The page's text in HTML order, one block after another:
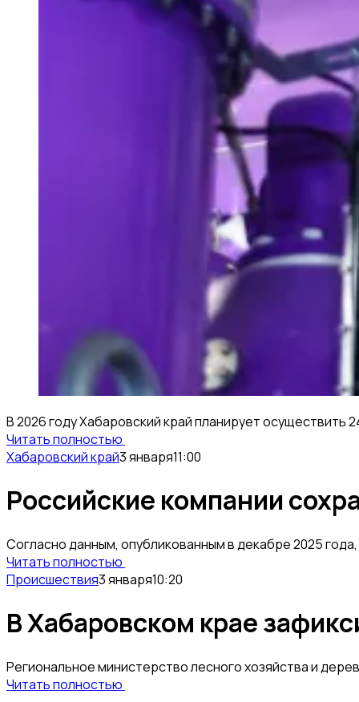
В 2026 году Хабаровский край планирует
Читать полностью
Хабаровский край3 января11:00
Российские компании
Согласно данным, опубликованным в декабре 2025
Читать полностью
Происшествия3 января10:20
В Хабаровском крае
Региональное министерство лесного хозяйства и
Читать полностью